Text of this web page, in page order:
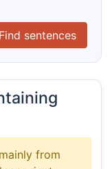
Find sentences
from